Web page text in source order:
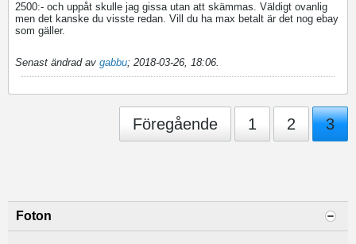
2500:- och uppåt skulle jag gissa utan att skämmas. Väldigt ovanlig
men det kanske du visste redan. Vill du ha max betalt är det nog ebay
som gäller.
Senast ändrad av gabbu; 2018-03-26, 18:06.
Föregående 1 2 3
Foton